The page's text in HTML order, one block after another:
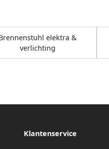
elektra &
verlichting
Klantenservice